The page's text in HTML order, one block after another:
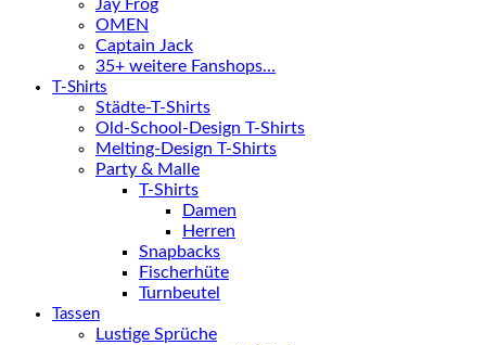
Jay Frog
OMEN
Captain Jack
35+ weitere Fanshops…
T-Shirts
Städte-T-Shirts
Old-School-Design T-Shirts
Melting-Design T-Shirts
Party & Malle
T-Shirts
Damen
Herren
Snapbacks
Fischerhüte
Turnbeutel
Tassen
Lustige Sprüche